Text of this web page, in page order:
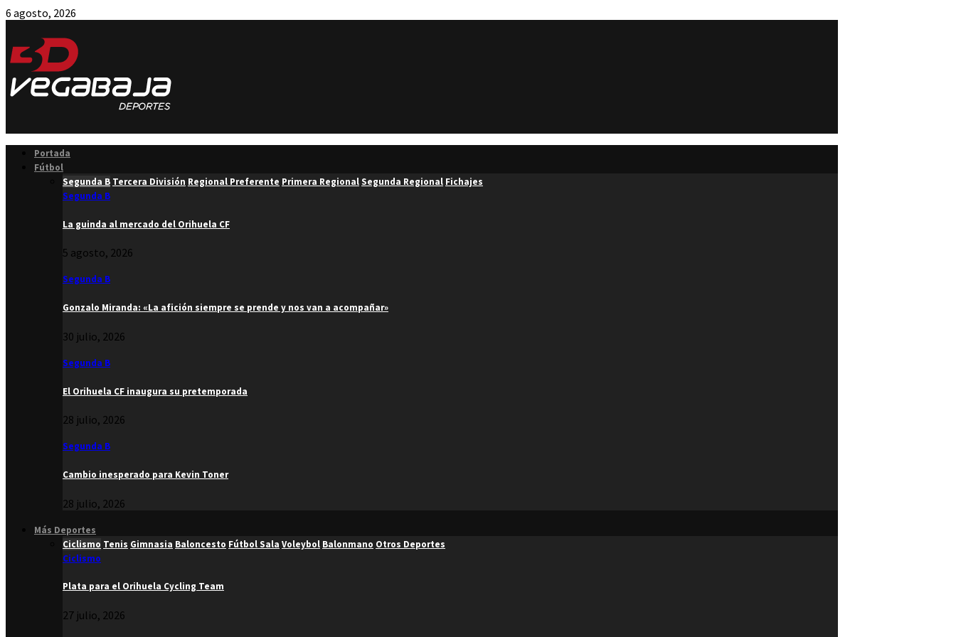
6 agosto, 2026
Portada
Fútbol
Segunda B Tercera División Regional Preferente Primera RegionalSegunda Regional Fichajes
Segunda B
La guinda al mercado del Orihuela CF
5 agosto, 2026
Segunda B
Gonzalo Miranda: «La afición siempre se prende y nos van a acompañar»
30 julio, 2026
Segunda B
El Orihuela CF inaugura su pretemporada
28 julio, 2026
Segunda B
Cambio inesperado para Kevin Toner
28 julio, 2026
Más Deportes
Ciclismo Tenis Gimnasia Baloncesto Fútbol Sala Voleybol Balonmano Otros Deportes
Ciclismo
Plata para el Orihuela Cycling Team
27 julio, 2026